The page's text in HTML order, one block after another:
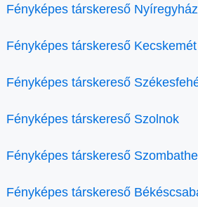
Fényképes társkereső
Fényképes társkereső Kecskemét
Fényképes társkereső
Fényképes társkereső Szolnok
Fényképes társkereső
Fényképes társkereső